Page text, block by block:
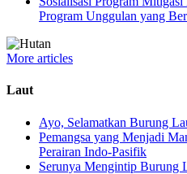
Program Unggulan yang
More articles
Laut
Ayo, Selamatkan Burung
Pemangsa yang Menjadi
Perairan Indo-Pasifik
Serunya Mengintip Burung